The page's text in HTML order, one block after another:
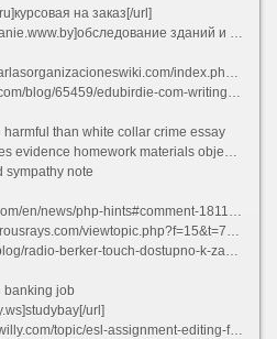
на заказ[/url]
зданий и сооружений[/url]
index.php?title=Usuario:Studybaycom
65459/edubirdie-com-writing-services-reviews/
harmful than white collar crime essay
homework materials objective practice swbat
sympathy note
en/news/php-hints#comment-1811998/
viewtopic.php?f=15&t=794109&p=912326#p912326
berker-touch-dostupno-k-zakazu#comment_120020
banking job
url]
topic/esl-assignment-editing-for-hire-for-school/